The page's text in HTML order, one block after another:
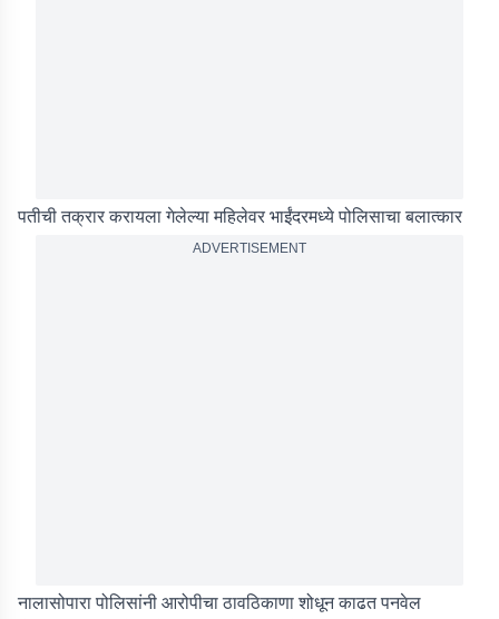
पतीची तक्रार करायला गेलेल्या महिलेवर भाईंदरमध्ये पोलिसाचा बलात्कार
ADVERTISEMENT
नालासोपारा पोलिसांनी आरोपीचा ठावठिकाणा शोधून काढत पनवेल